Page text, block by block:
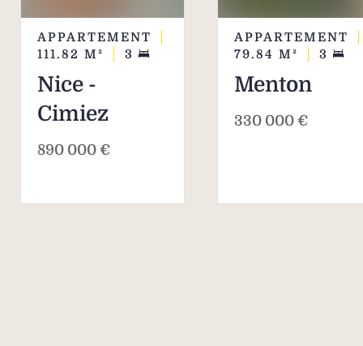
APPARTEMENT
111.82 M² 3
Nice -
Cimiez
890 000 €
APPARTEMENT
79.84 M² 3
Menton
330 000 €